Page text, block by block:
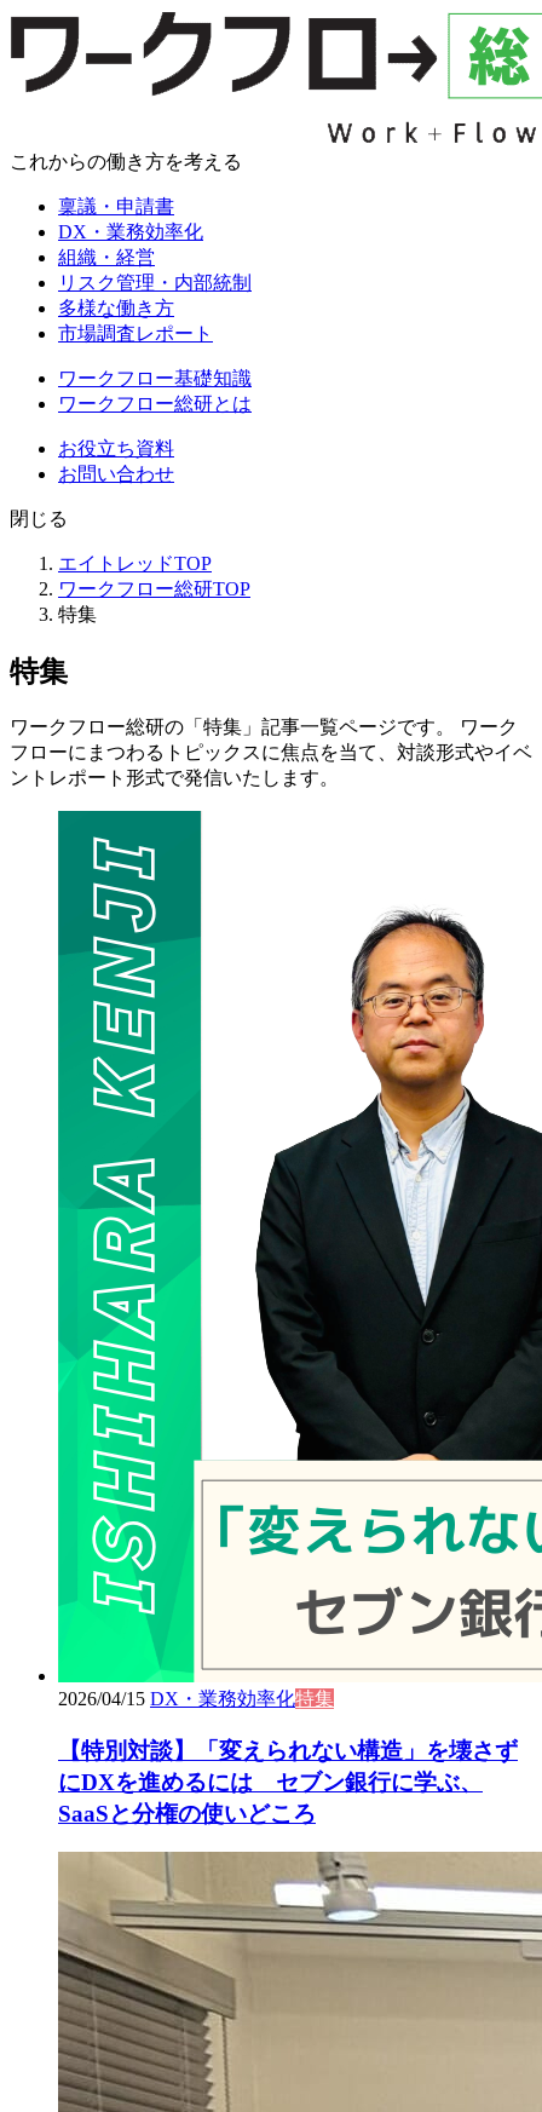
これからの働き方を考える
稟議・申請書
DX・業務効率化
組織・経営
リスク管理・内部統制
多様な働き方
市場調査レポート
ワークフロー基礎知識
ワークフロー総研とは
お役立ち資料
お問い合わせ
閉じる
エイトレッドTOP
ワークフロー総研TOP
特集
特集
ワークフロー総研の「特集」記事一覧ページです。 ワーク
フローにまつわるトピックスに焦点を当て、対談形式やイベ
ントレポート形式で発信いたします。
2026/04/15 DX・業務効率化特集
【特別対談】「変えられない構造」を壊さず
にDXを進めるには セブン銀行に学ぶ、
SaaSと分権の使いどころ